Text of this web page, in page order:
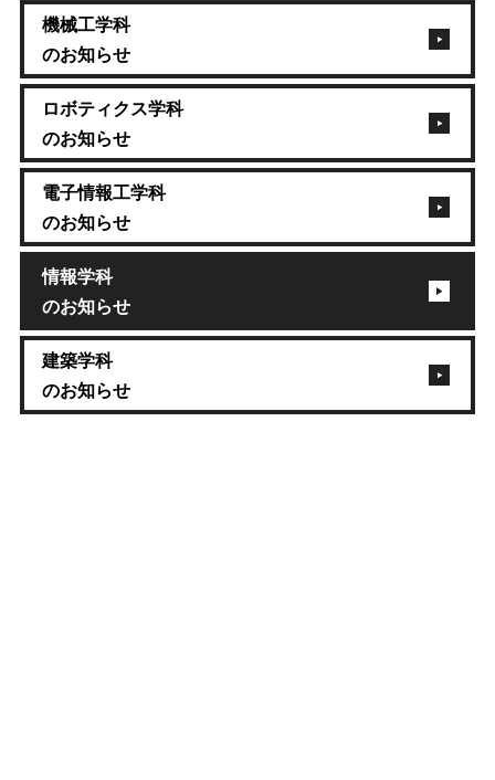
機械工学科
のお知らせ
ロボティクス学科
のお知らせ
電子情報工学科
のお知らせ
情報学科
のお知らせ
建築学科
のお知らせ